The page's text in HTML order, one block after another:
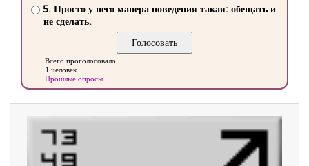
5. Просто у него манера поведения такая: обещать и
не сделать.
Всего проголосовало
1 человек
Прошлые опросы